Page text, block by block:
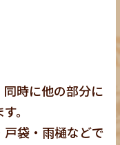
時に他の部分に
。
袋・雨樋などで